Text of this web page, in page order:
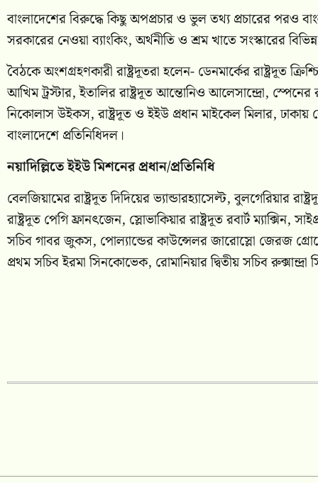
বাংলাদেশের বিরুদ্ধে কিছু অপপ্রচার ও ভুল তথ্য প্রচারের পরও
সরকারের নেওয়া ব্যাংকিং, অর্থনীতি ও শ্রম খাতে সংস্কারের
বৈঠকে অংশগ্রহণকারী রাষ্ট্রদূতরা হলেন- ডেনমার্কের রাষ্ট্রদূত
আখিম ট্রস্টার, ইতালির রাষ্ট্রদূত আন্তোনিও আলেসান্দ্রো, স্পেনের
নিকোলাস উইকস, রাষ্ট্রদূত ও ইইউ প্রধান মাইকেল মিলার, ঢাকায়
বাংলাদেশে প্রতিনিধিদল।
নয়াদিল্লিতে ইইউ মিশনের প্রধান/প্রতিনিধি
বেলজিয়ামের রাষ্ট্রদূত দিদিয়ের ভ্যান্ডারহ্যাসেল্ট, বুলগেরিয়ার
রাষ্ট্রদূত পেগি ফ্রানৎজেন, স্লোভাকিয়ার রাষ্ট্রদূত রবার্ট ম্যাক্সিন,
সচিব গাবর জুকস, পোল্যান্ডের কাউন্সেলর জারোস্লো জেরজ
প্রথম সচিব ইরমা সিনকোভেক, রোমানিয়ার দ্বিতীয় সচিব রুক্সান্দ্রা